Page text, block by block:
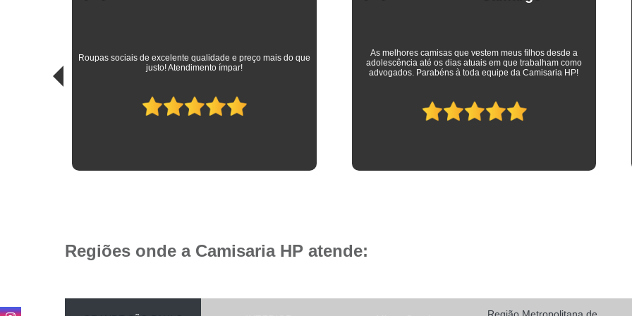
Camisa Listrada Masculina Social
Camisa Social Listrada
Camisa Social Listrada Preta e Branca
Camisa Social Masculina Listrada Preto e
Camisa Manga Longa Masculina
Roupas sociais de excelente qualidade e preço mais do que
justo! Atendimento ímpar!
As melhores camisas que vestem meus filhos desde a
adolescência até os dias atuais em que trabalham como
advogados. Parabéns à toda equipe da Camisaria HP!
Regiões onde a Camisaria HP atende: